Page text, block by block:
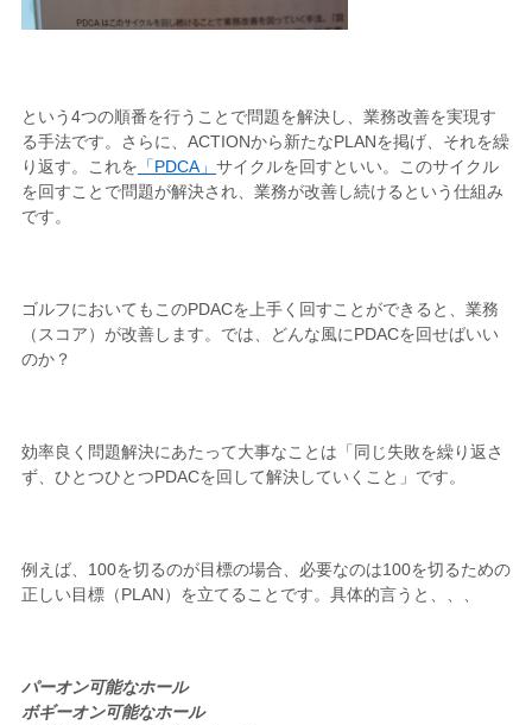
という4つの順番を行うことで問題を解決し、業務改善を実現す
る手法です。さらに、ACTIONから新たなPLANを掲げ、それを繰
り返す。これを 「PDCA」 サイクルを回すといい。このサイクル
を回すことで問題が解決され、業務が改善し続けるという仕組み
です。
ゴルフにおいてもこのPDACを上手く回すことができると、業務
（スコア）が改善します。では、どんな風にPDACを回せばいい
のか？
効率良く問題解決にあたって大事なことは「同じ失敗を繰り返さ
ず、ひとつひとつPDACを回して解決していくこと」です。
例えば、100を切るのが目標の場合、必要なのは100を切るための
正しい目標（PLAN）を立てることです。具体的言うと、、、
パーオン可能なホール
ボギーオン可能なホール